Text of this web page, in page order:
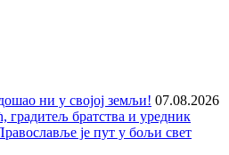
ни у својој земљи! 07.08.2026
градитељ братства и уредник
је пут у бољи свет